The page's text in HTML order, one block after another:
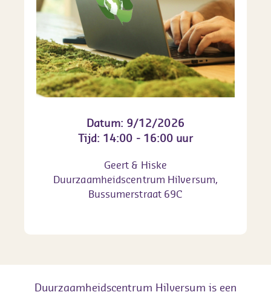
Datum: 9/12/2026
Tijd: 14:00 - 16:00 uur
Geert & Hiske
Duurzaamheidscentrum Hilversum,
Bussumerstraat 69C
Duurzaamheidscentrum Hilversum is een